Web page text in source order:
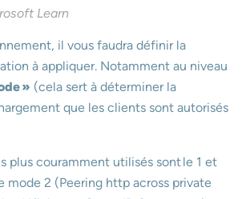
Learn
il vous faudra définir la
à appliquer. Notamment au niveau
» (cela sert à déterminer la
que les clients sont autorisés
plus couramment utilisés sont le 1 et
mode 2 (Peering http across private